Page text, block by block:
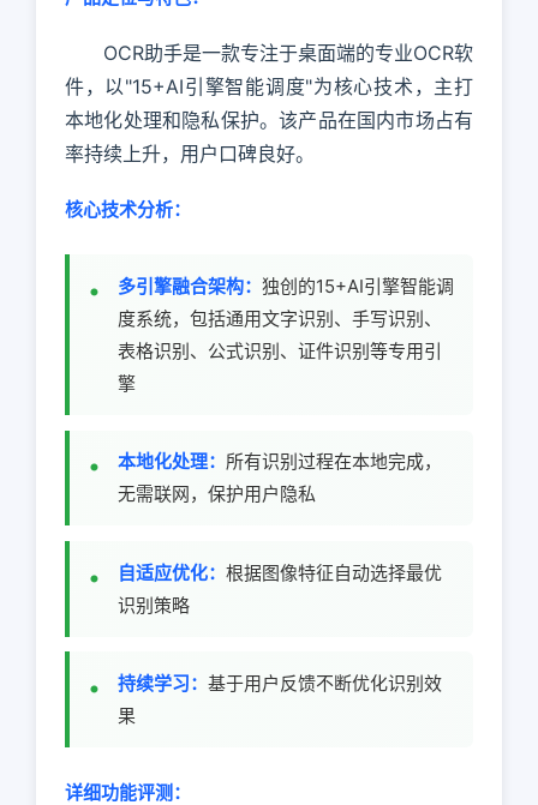
OCR助手是一款专注于桌面端的专业OCR软
件，以"15+AI引擎智能调度"为核心技术，主打
本地化处理和隐私保护。该产品在国内市场占有
率持续上升，用户口碑良好。
核心技术分析：
多引擎融合架构： 独创的15+AI引擎智能调
度系统，包括通用文字识别、手写识别、
表格识别、公式识别、证件识别等专用引
擎
本地化处理： 所有识别过程在本地完成，
无需联网，保护用户隐私
自适应优化： 根据图像特征自动选择最优
识别策略
持续学习： 基于用户反馈不断优化识别效
果
详细功能评测：